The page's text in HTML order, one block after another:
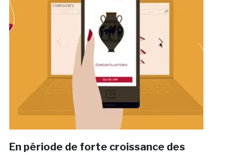
En période de forte croissance des